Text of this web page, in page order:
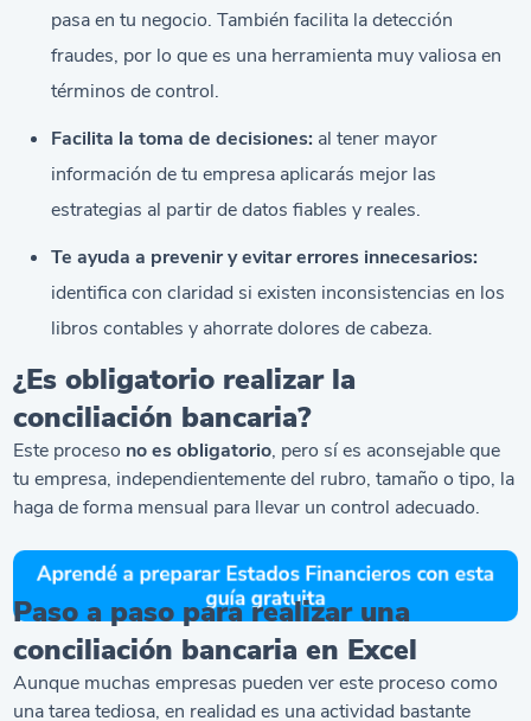
pasa en tu negocio. También facilita la detección
fraudes, por lo que es una herramienta muy valiosa en
términos de control.
Facilita la toma de decisiones: al tener mayor
información de tu empresa aplicarás mejor las
estrategias al partir de datos fiables y reales.
Te ayuda a prevenir y evitar errores innecesarios:
identifica con claridad si existen inconsistencias en los
libros contables y ahorrate dolores de cabeza.
¿Es obligatorio realizar la
conciliación bancaria?
Este proceso no es obligatorio, pero sí es aconsejable que
tu empresa, independientemente del rubro, tamaño o tipo, la
haga de forma mensual para llevar un control adecuado.
Paso a paso para realizar una
conciliación bancaria en Excel
Aunque muchas empresas pueden ver este proceso como
una tarea tediosa, en realidad es una actividad bastante